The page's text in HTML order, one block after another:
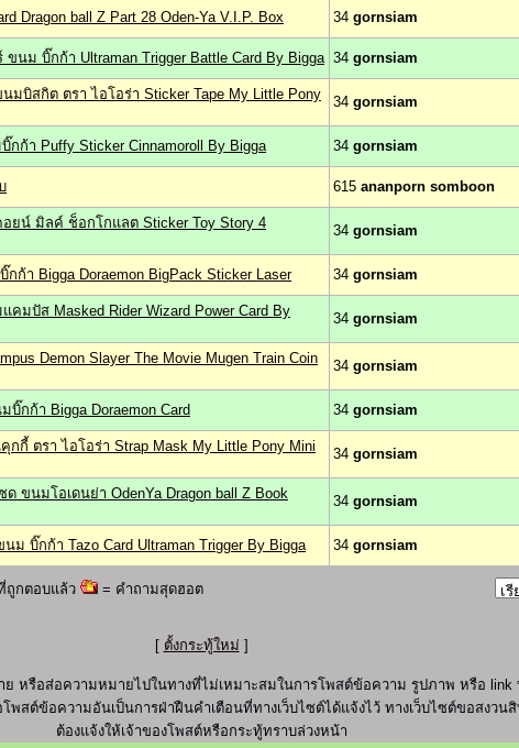
Dragon ball Z Part 28 Oden-Ya V.I.P. Box 34 gornsiam
นม บิ๊กก้า Ultraman Trigger Battle Card By Bigga 34 gornsiam
มบิสกิต ตรา ไอโอร่า Sticker Tape My Little Pony
34 gornsiam
ก้า Puffy Sticker Cinnamoroll By Bigga 34 gornsiam
615 ananporn somboon
ยน์ มิลค์ ช็อกโกแลต Sticker Toy Story 4
34 gornsiam
ก้า Bigga Doraemon BigPack Sticker Laser 34 gornsiam
มปัส Masked Rider Wizard Power Card By
34 gornsiam
Demon Slayer The Movie Mugen Train Coin
34 gornsiam
บิ๊กก้า Bigga Doraemon Card 34 gornsiam
กี้ ตรา ไอโอร่า Strap Mask My Little Pony Mini
34 gornsiam
ขนมโอเดนย่า OdenYa Dragon ball Z Book
34 gornsiam
บิ๊กก้า Tazo Card Ultraman Trigger By Bigga 34 gornsiam
ถูกตอบแล้ว = คำถามสุดฮอต
[ ตั้งกระทู้ใหม่ ]
หรือส่อความหมายไปในทางที่ไม่เหมาะสมในการโพสต์ข้อความ รูปภาพ หรือ link
ต์ข้อความอันเป็นการฝ่าฝืนคำเตือนที่ทางเว็บไซต์ได้แจ้งไว้ ทางเว็บไซต์ขอสงวน
ต้องแจ้งให้เจ้าของโพสต์หรือกระทู้ทราบล่วงหน้า